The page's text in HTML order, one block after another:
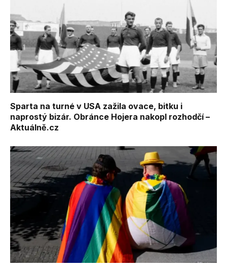
Sparta na turné v USA zažila ovace, bitku i
naprostý bizár. Obránce Hojera nakopl rozhodčí –
Aktuálně.cz